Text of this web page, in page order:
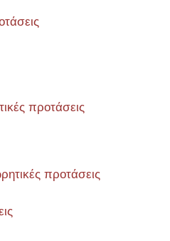
προτάσεις
προτάσεις